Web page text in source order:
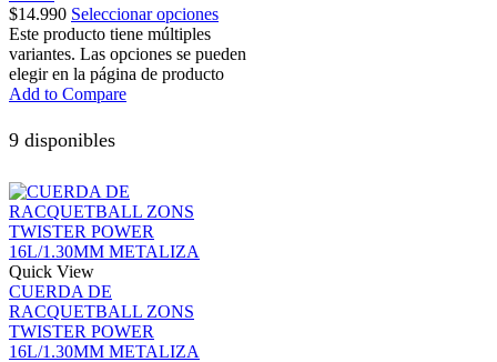
$14.990 Seleccionar opciones
Este producto tiene múltiples
variantes. Las opciones se pueden
elegir en la página de producto
Add to Compare
9 disponibles
Quick View
CUERDA DE
RACQUETBALL ZONS
TWISTER POWER
16L/1.30MM METALIZA